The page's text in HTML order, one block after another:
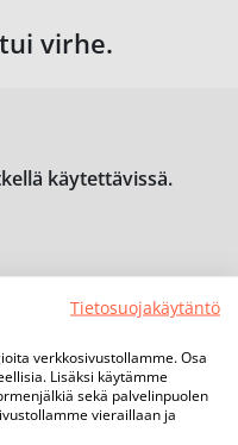
virhe.
käytettävissä.
Tietosuojakäytäntö
verkkosivustollamme. Osa
Lisäksi käytämme
sekä palvelinpuolen
vieraillaan ja